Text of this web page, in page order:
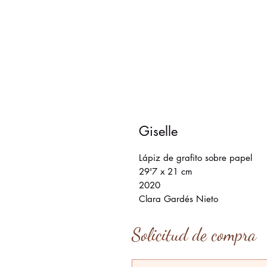
Giselle
Lápiz de grafito sobre papel
29'7 x 21 cm
2020
Clara Gardés Nieto
Solicitud de compra